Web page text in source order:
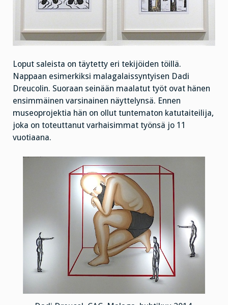
Loput saleista on täytetty eri tekijöiden töillä.
Nappaan esimerkiksi malagalaissyntyisen Dadi
Dreucolin. Suoraan seinään maalatut työt ovat hänen
ensimmäinen varsinainen näyttelynsä. Ennen
museoprojektia hän on ollut tuntematon katutaiteilija,
joka on toteuttanut varhaisimmat työnsä jo 11
vuotiaana.